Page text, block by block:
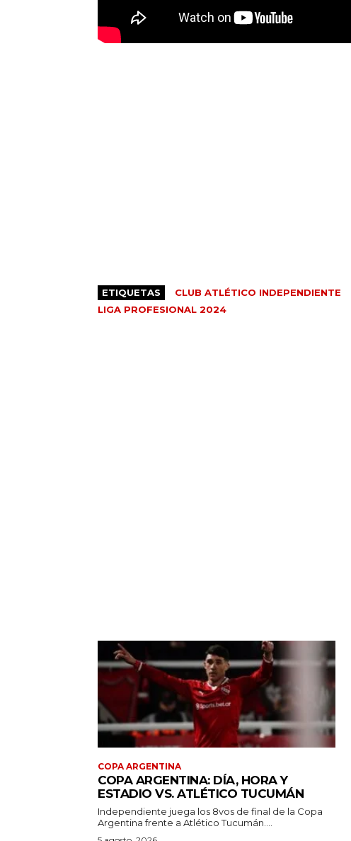
ETIQUETAS CLUB ATLÉTICO INDEPENDIENTE
LIGA PROFESIONAL 2024
COPA ARGENTINA
COPA ARGENTINA: DÍA, HORA Y
ESTADIO VS. ATLÉTICO TUCUMÁN
Independiente juega los 8vos de final de la Copa
Argentina frente a Atlético Tucumán....